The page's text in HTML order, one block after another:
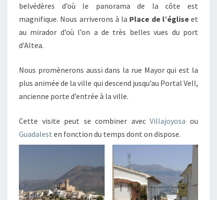
belvédères d’où le panorama de la côte est
magnifique. Nous arriverons à la Place de l’égliseet
au mirador d’où l’on a de très belles vues du port
d’Altea.
Nous promènerons aussi dans la rue Mayor qui est la
plus animée de la ville qui descend jusqu’au Portal Vell,
ancienne porte d’entrée à la ville.
Cette visite peut se combiner avecVillajoyosaou
Guadalest en fonction du temps dont on dispose.